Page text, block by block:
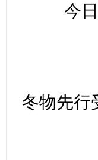
今
冬物先行